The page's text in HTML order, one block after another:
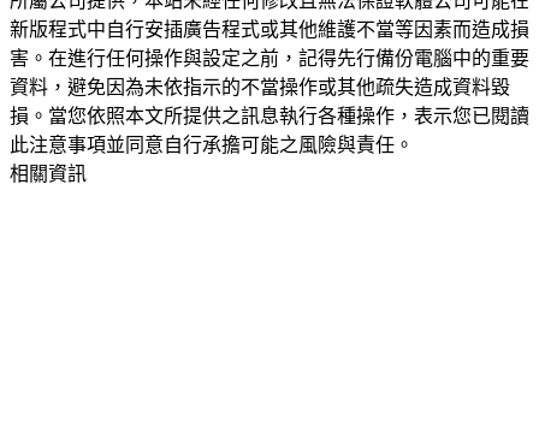
新版程式中自行安插廣告程式或其他維護不當等因素而造成損
害。在進行任何操作與設定之前，記得先行備份電腦中的重要
資料，避免因為未依指示的不當操作或其他疏失造成資料毀
損。當您依照本文所提供之訊息執行各種操作，表示您已閱讀
此注意事項並同意自行承擔可能之風險與責任。
相關資訊